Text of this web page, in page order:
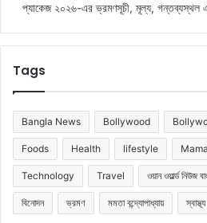
প্যাকেজ ২০২৬-এর ভ্রমণসূচী, মূল্য, গন্তব্যস্থল
Tags
Bangla News Bollywood
Foods Health lifestyle
Technology Travel ওয়ান ওয়ার্ল্ড নিউজ
বিনোদন ভ্রমণ মমতা বন্দ্যোপাধ্যায় স্বাস্থ্য